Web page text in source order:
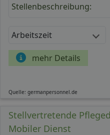
Stellenbeschreibung:
Arbeitszeit
mehr Details
Quelle: germanpersonnel.de
Stellvertretende
Mobiler Dienst